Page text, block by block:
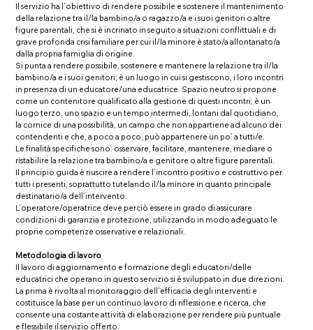
Il servizio ha l’obiettivo di rendere possibile e sostenere il mantenimento
della relazione tra il/la bambino/a o ragazzo/a e i suoi genitori o altre
figure parentali, che si è incrinato in seguito a situazioni conflittuali e di
grave profonda crisi familiare per cui il/la minore è stato/a allontanato/a
dalla propria famiglia di origine.
Si punta a rendere possibile, sostenere e mantenere la relazione tra il/la
bambino/a e i suoi genitori; è un luogo in cui si gestiscono, i loro incontri
in presenza di un educatore/una educatrice. Spazio neutro si propone
come un contenitore qualificato alla gestione di questi incontri; è un
luogo terzo, uno spazio e un tempo intermedi, lontani dal quotidiano,
la cornice di una possibilità, un campo che non appartiene ad alcuno dei
contendenti e che, a poco a poco, può appartenere un po’ a tutti/e.
Le finalità specifiche sono: osservare, facilitare, mantenere, mediare o
ristabilire la relazione tra bambino/a e genitore o altre figure parentali.
Il principio guida è riuscire a rendere l’incontro positivo e costruttivo per
tutti i presenti, soprattutto tutelando il/la minore in quanto principale
destinatario/a dell’intervento.
L’operatore/operatrice deve perciò essere in grado di assicurare
condizioni di garanzia e protezione, utilizzando in modo adeguato le
proprie competenze osservative e relazionali.
Metodologia di lavoro
Il lavoro di aggiornamento e formazione degli educatori/delle
educatrici che operano in questo servizio si è sviluppato in due direzioni.
La prima è rivolta al monitoraggio dell’efficacia degli interventi e
costituisce la base per un continuo lavoro di riflessione e ricerca, che
consente una costante attività di elaborazione per rendere più puntuale
e flessibile il servizio offerto.